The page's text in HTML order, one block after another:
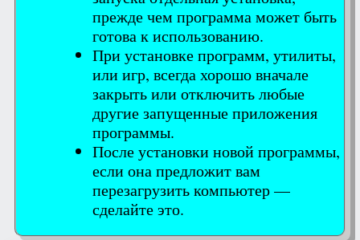
прежде чем программа может быть
готова к использованию.
При установке программ, утилиты,
или игр, всегда хорошо вначале
закрыть или отключить любые
другие запущенные приложения
программы.
После установки новой программы,
если она предложит вам
перезагрузить компьютер —
сделайте это.